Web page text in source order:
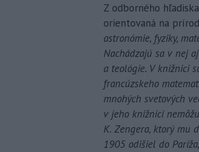
Z odborného
orientovaná na
astronómie, fyziky,
Nachádzajú sa v nej
a teológie. V knižnici
francúzskeho
mnohých svetových
v jeho knižnici
K. Zengera, ktorý mu
1905 odišiel do